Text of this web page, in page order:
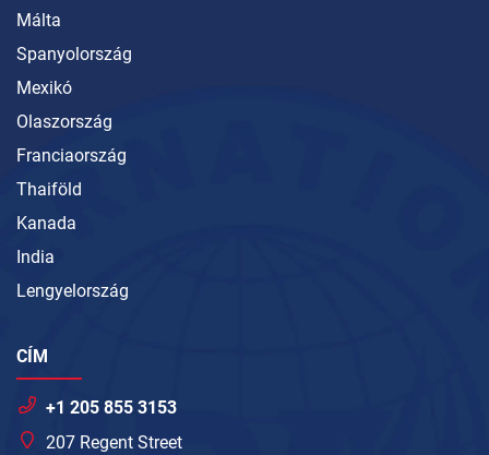
Málta
Spanyolország
Mexikó
Olaszország
Franciaország
Thaiföld
Kanada
India
Lengyelország
CÍM
+1 205 855 3153
207 Regent Street